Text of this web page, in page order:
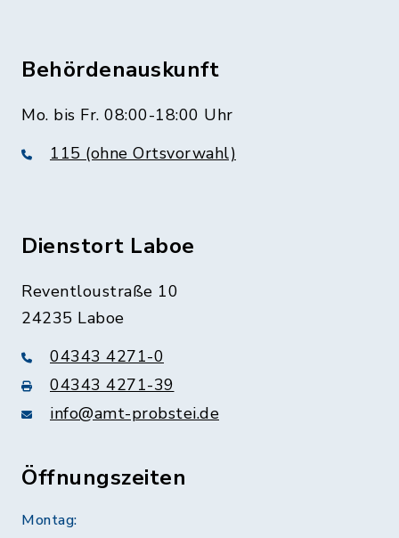
Behördenauskunft
Mo. bis Fr. 08:00-18:00 Uhr
115 (ohne Ortsvorwahl)
Dienstort Laboe
Reventloustraße 10
24235 Laboe
04343 4271-0
04343 4271-39
info@amt-probstei.de
Öffnungszeiten
Montag: